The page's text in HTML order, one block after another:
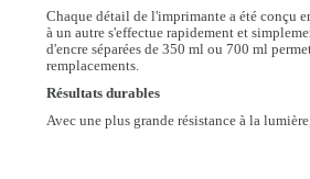
Chaque détail de l'imprimante a été conçu
à un autre s'effectue rapidement et
d'encre séparées de 350 ml ou 700 ml
remplacements.
Résultats durables
Avec une plus grande résistance à la